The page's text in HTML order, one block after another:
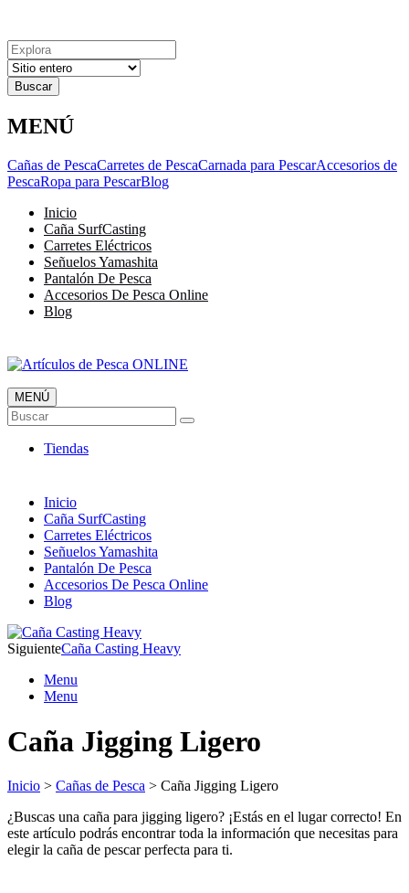
Resultados
para
MENÚ
Cañas de PescaCarretes de PescaCarnada para PescarAccesorios de
PescaRopa para PescarBlog
Inicio
Caña SurfCasting
Carretes Eléctricos
Señuelos Yamashita
Pantalón De Pesca
Accesorios De Pesca Online
Blog
Artículos de Pesca ONLINE
Envió 24/7!!!
MENÚ
Buscar
Tiendas
Inicio
Caña SurfCasting
Carretes Eléctricos
Señuelos Yamashita
Pantalón De Pesca
Accesorios De Pesca Online
Blog
SiguienteCaña Casting Heavy
Menu
Menu
Caña Jigging Ligero
Inicio > Cañas de Pesca > Caña Jigging Ligero
¿Buscas una caña para jigging ligero? ¡Estás en el lugar correcto! En
este artículo podrás encontrar toda la información que necesitas para
elegir la caña de pescar perfecta para ti.